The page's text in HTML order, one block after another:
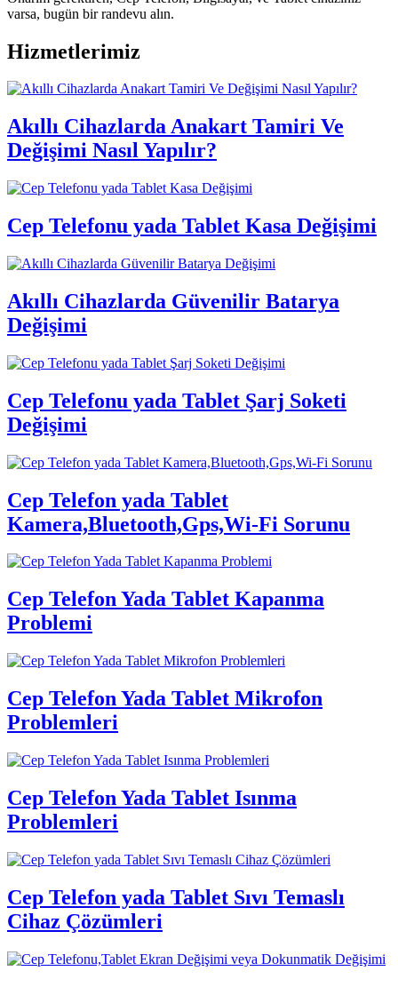
varsa, bugün bir randevu alın.
Hizmetlerimiz
Akıllı Cihazlarda Anakart Tamiri Ve
Değişimi Nasıl Yapılır?
Cep Telefonu yada Tablet Kasa Değişimi
Akıllı Cihazlarda Güvenilir Batarya
Değişimi
Cep Telefonu yada Tablet Şarj Soketi
Değişimi
Cep Telefon yada Tablet
Kamera,Bluetooth,Gps,Wi-Fi Sorunu
Cep Telefon Yada Tablet Kapanma
Problemi
Cep Telefon Yada Tablet Mikrofon
Problemleri
Cep Telefon Yada Tablet Isınma
Problemleri
Cep Telefon yada Tablet Sıvı Temaslı
Cihaz Çözümleri